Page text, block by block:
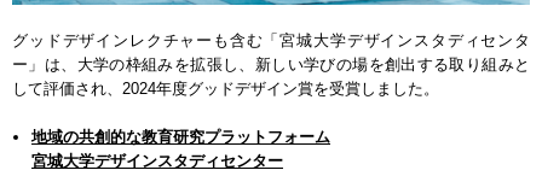
グッドデザインレクチャーも含む「宮城大学デザインスタディセンタ
ー」は、大学の枠組みを拡張し、新しい学びの場を創出する取り組みと
して評価され、2024年度グッドデザイン賞を受賞しました。
地域の共創的な教育研究プラットフォーム
宮城大学デザインスタディセンター